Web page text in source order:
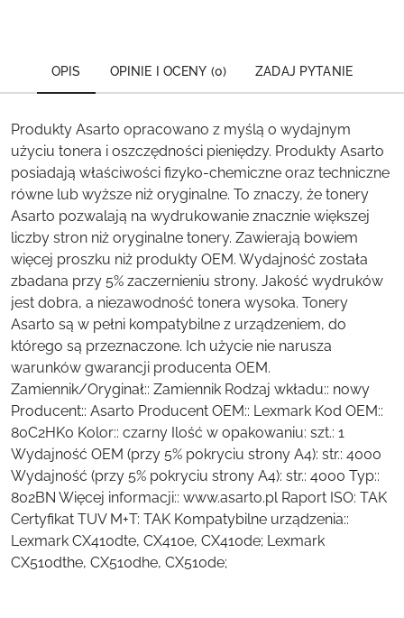
OPIS OPINIE I OCENY (0) ZADAJ PYTANIE
Produkty Asarto opracowano z myślą o wydajnym
użyciu tonera i oszczędności pieniędzy. Produkty Asarto
posiadają właściwości fizyko-chemiczne oraz techniczne
równe lub wyższe niż oryginalne. To znaczy, że tonery
Asarto pozwalają na wydrukowanie znacznie większej
liczby stron niż oryginalne tonery. Zawierają bowiem
więcej proszku niż produkty OEM. Wydajność została
zbadana przy 5% zaczernieniu strony. Jakość wydruków
jest dobra, a niezawodność tonera wysoka. Tonery
Asarto są w pełni kompatybilne z urządzeniem, do
którego są przeznaczone. Ich użycie nie narusza
warunków gwarancji producenta OEM.
Zamiennik/Oryginał:: Zamiennik Rodzaj wkładu:: nowy
Producent:: Asarto Producent OEM:: Lexmark Kod OEM::
80C2HK0 Kolor:: czarny Ilość w opakowaniu: szt.: 1
Wydajność OEM (przy 5% pokryciu strony A4): str.: 4000
Wydajność (przy 5% pokryciu strony A4): str.: 4000 Typ::
802BN Więcej informacji:: www.asarto.pl Raport ISO: TAK
Certyfikat TUV M+T: TAK Kompatybilne urządzenia::
Lexmark CX410dte, CX410e, CX410de; Lexmark
CX510dthe, CX510dhe, CX510de;